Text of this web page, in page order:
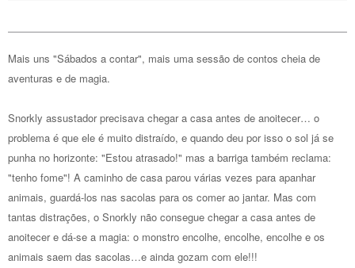
Mais uns "Sábados a contar", mais uma sessão de contos cheia de
aventuras e de magia.
Snorkly assustador precisava chegar a casa antes de anoitecer… o
problema é que ele é muito distraído, e quando deu por isso o sol já se
punha no horizonte: "Estou atrasado!" mas a barriga também reclama:
"tenho fome"! A caminho de casa parou várias vezes para apanhar
animais, guardá-los nas sacolas para os comer ao jantar. Mas com
tantas distrações, o Snorkly não consegue chegar a casa antes de
anoitecer e dá-se a magia: o monstro encolhe, encolhe, encolhe e os
animais saem das sacolas…e ainda gozam com ele!!!